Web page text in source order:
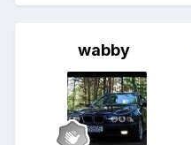
wabby